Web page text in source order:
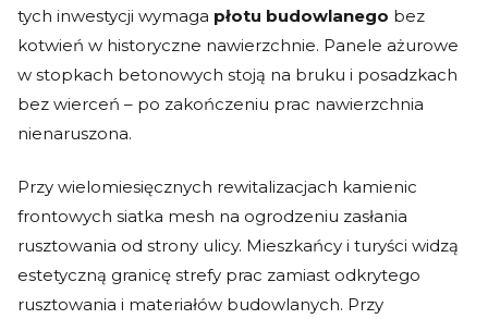
tych inwestycji wymaga płotu budowlanego bez
kotwień w historyczne nawierzchnie. Panele ażurowe
w stopkach betonowych stoją na bruku i posadzkach
bez wierceń – po zakończeniu prac nawierzchnia
nienaruszona.
Przy wielomiesięcznych rewitalizacjach kamienic
frontowych siatka mesh na ogrodzeniu zasłania
rusztowania od strony ulicy. Mieszkańcy i turyści widzą
estetyczną granicę strefy prac zamiast odkrytego
rusztowania i materiałów budowlanych. Przy